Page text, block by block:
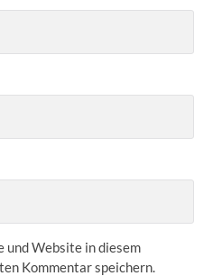
und Website in diesem
Kommentar speichern.